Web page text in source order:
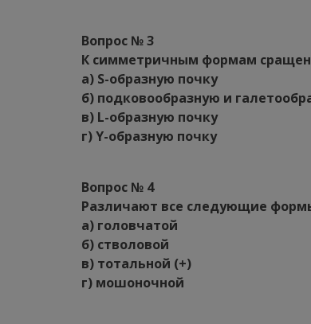
Вопрос № 3
К симметричным формам
а) S-образную почку
б) подковообразную и
в) L-образную почку
г) Y-образную почку
Вопрос № 4
Различают все следующие
а) головчатой
б) стволовой
в) тотальной (+)
г) мошоночной